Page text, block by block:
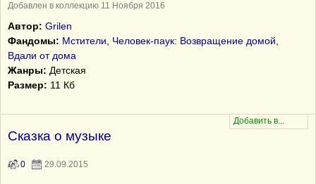
Добавлен в коллекцию 11 Ноября 2016
Автор: Grilen
Фандомы: Мстители
Человек-паук: Возвращение домой,
Вдали от дома
Жанры: Детская
Размер: 11 Кб
Сказка о музыке
0 29.09.2015